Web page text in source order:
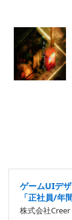
ゲームUIデ
「正社員/年
株式会社Creer